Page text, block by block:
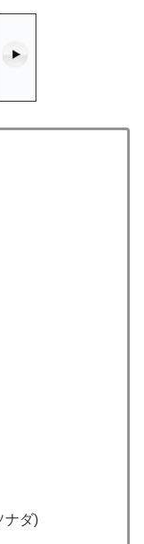
ナダ)